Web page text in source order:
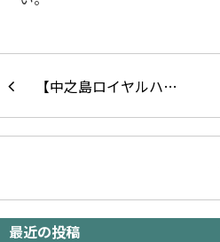
【中之島ロイヤルハ…
最近の投稿